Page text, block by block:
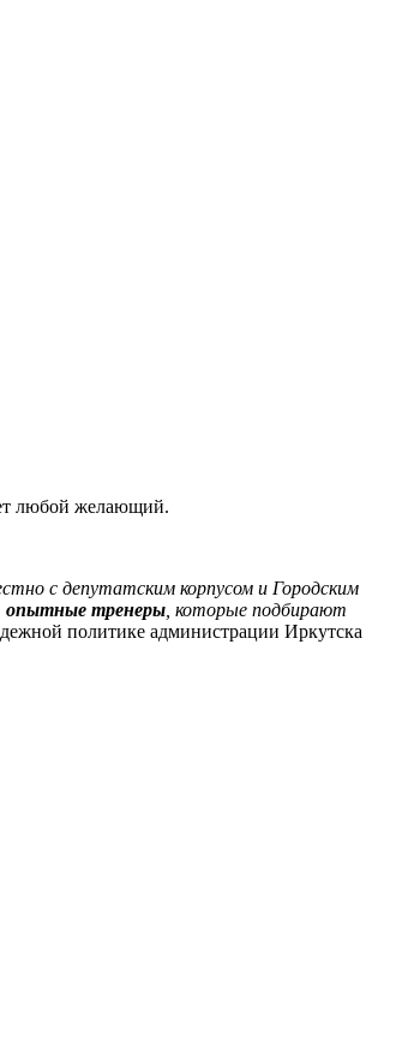
любой желающий.
с депутатским корпусом и Городским
опытные тренеры , которые подбирают
политике администрации Иркутска